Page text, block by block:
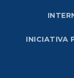
INICIATIVA